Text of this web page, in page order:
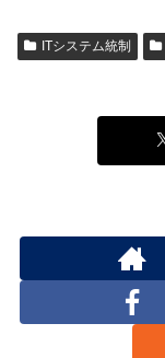
ITシステム統制